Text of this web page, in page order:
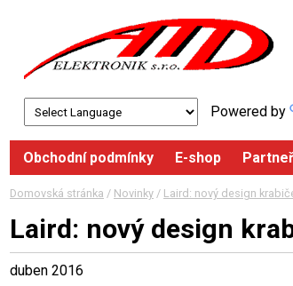
Powered by
Obchodní podmínky E-shop
Domovská stránka / Novinky / Laird: nový design
Laird: nový design
duben 2016